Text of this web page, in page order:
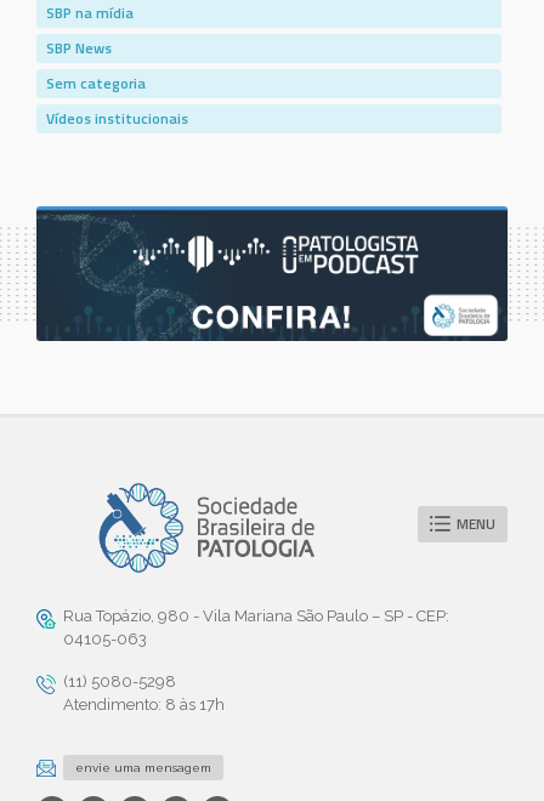
SBP na mídia
SBP News
Sem categoria
Vídeos institucionais
MENU
Rua Topázio, 980 - Vila Mariana São Paulo – SP - CEP:
04105-063
(11) 5080-5298
Atendimento: 8 às 17h
envie uma mensagem